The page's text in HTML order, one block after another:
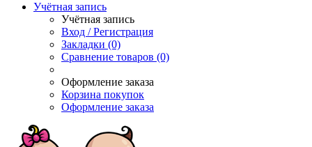
Учётная запись
Учётная запись
Вход / Регистрация
Закладки (0)
Сравнение товаров (0)
Оформление заказа
Корзина покупок
Оформление заказа